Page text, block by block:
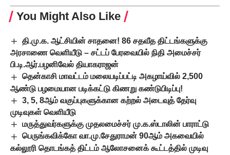
You Might Also Like
தி.மு.க. ஆட்சியின் சாதனை! 86 சதவீத திட்டங்களுக்கு
அரசாணை வெளியீடு – சட்டப் பேரவையில் நிதி அமைச்சர்
பி.டி.ஆர்.பழனிவேல் தியாகராஜன்
தென்காசி மாவட்டம் மலையடிப்பட்டி அகழாய்வில் 2,500
ஆண்டு பழமையான படிக்கட்டு கிணறு கண்டுபிடிப்பு!
3, 5, 8ஆம் வகுப்புகளுக்கான கற்றல் அடைவுத் தேர்வு
முடிவுகள் வெளியீடு
மருத்துவர்களுக்கு முதலமைச்சர் மு.க.ஸ்டாலின் பாராட்டு
பெருங்கவிக்கோ வா.மு.சேதுராமன் 90ஆம் அகவையில்
கல்லூரி தொடங்கத் திட்டம் ஆலோசனைக் கூட்டத்தில் முடிவு